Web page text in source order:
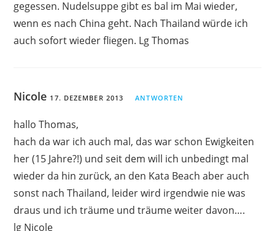
gegessen. Nudelsuppe gibt es bal im Mai wieder,
wenn es nach China geht. Nach Thailand würde ich
auch sofort wieder fliegen. Lg Thomas
Nicole 17. DEZEMBER 2013 ANTWORTEN
hallo Thomas,
hach da war ich auch mal, das war schon Ewigkeiten
her (15 Jahre?!) und seit dem will ich unbedingt mal
wieder da hin zurück, an den Kata Beach aber auch
sonst nach Thailand, leider wird irgendwie nie was
draus und ich träume und träume weiter davon….
lg Nicole